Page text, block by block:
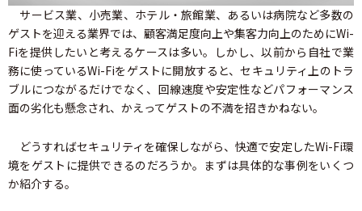
サービス業、小売業、ホテル・旅館業、あるいは病院など多数の
ゲストを迎える業界では、顧客満足度向上や集客力向上のためにWi-
Fiを提供したいと考えるケースは多い。しかし、以前から自社で業
務に使っているWi-Fiをゲストに開放すると、セキュリティ上のトラ
ブルにつながるだけでなく、回線速度や安定性などパフォーマンス
面の劣化も懸念され、かえってゲストの不満を招きかねない。
どうすればセキュリティを確保しながら、快適で安定したWi-Fi環
境をゲストに提供できるのだろうか。まずは具体的な事例をいくつ
か紹介する。